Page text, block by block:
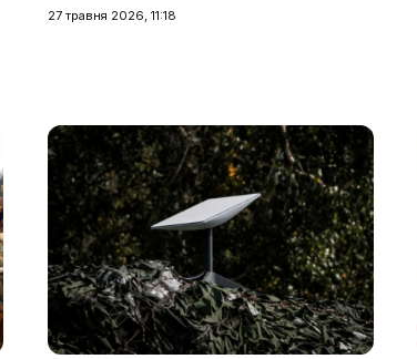
27 травня 2026, 11:18